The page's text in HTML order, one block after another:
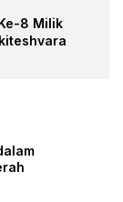
8 Milik